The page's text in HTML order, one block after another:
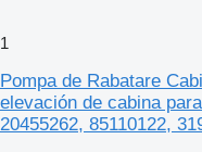
1
Pompa de Rabatare
elevación de cabina
20455262, 85110122,